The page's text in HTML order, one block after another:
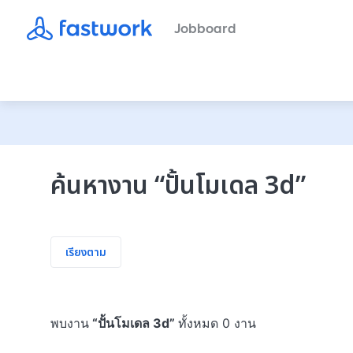
Jobboard
ค้นหางาน “ปั้นโมเดล 3d”
เรียงตาม
พบงาน “ปั้นโมเดล 3d” ทั้งหมด 0 งาน